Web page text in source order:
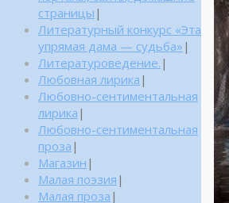
страницы |
Литературный конкурс «Эта
упрямая дама — судьба» |
Литературоведение. |
Любовная лирика |
Любовно-сентиментальная
лирика |
Любовно-сентиментальная
проза |
Магазин |
Малая поэзия |
Малая проза |